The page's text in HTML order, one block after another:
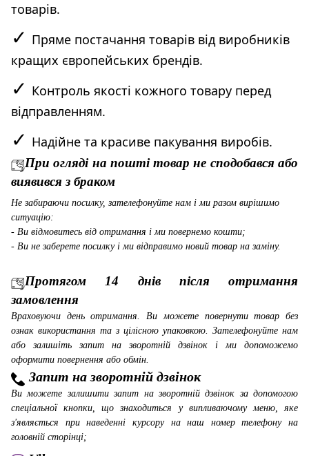
товарів.
✓ Пряме постачання товарів від виробників
кращих європейських брендів.
✓ Контроль якості кожного товару перед
відправленням.
✓ Надійне та красиве пакування виробів.
При огляді на пошті товар не сподобався або
виявився з браком
Не забираючи посилку, зателефонуйте нам і ми разом вирішимо
ситуацію:
- Ви відмовитесь від отримання і ми повернемо кошти;
- Ви не заберете посилку і ми відправимо новий товар на заміну.
Протягом 14 днів після отримання
замовлення
Враховуючи день отримання. Ви можете повернути товар без
ознак використання та з цілісною упаковкою. Зателефонуйте нам
або залишіть запит на зворотній дзвінок і ми допоможемо
оформити повернення або обмін.
Запит на зворотній дзвінок
Ви можете залишити запит на зворотній дзвінок за допомогою
спеціальної кнопки, що знаходиться у випливаючому меню, яке
з'являється при наведенні курсору на наш номер телефону на
головній сторінці;